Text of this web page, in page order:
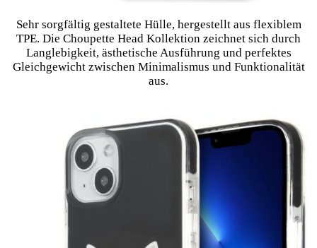
Sehr sorgfältig gestaltete Hülle, hergestellt aus flexiblem
TPE. Die Choupette Head Kollektion zeichnet sich durch
Langlebigkeit, ästhetische Ausführung und perfektes
Gleichgewicht zwischen Minimalismus und Funktionalität
aus.